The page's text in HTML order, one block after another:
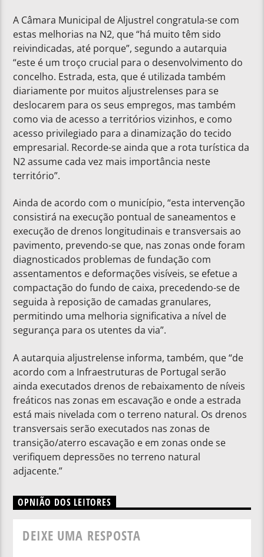
A Câmara Municipal de Aljustrel congratula-se com
estas melhorias na N2, que “há muito têm sido
reivindicadas, até porque”, segundo a autarquia
“este é um troço crucial para o desenvolvimento do
concelho. Estrada, esta, que é utilizada também
diariamente por muitos aljustrelenses para se
deslocarem para os seus empregos, mas também
como via de acesso a territórios vizinhos, e como
acesso privilegiado para a dinamização do tecido
empresarial. Recorde-se ainda que a rota turística da
N2 assume cada vez mais importância neste
território”.
Ainda de acordo com o município, “esta intervenção
consistirá na execução pontual de saneamentos e
execução de drenos longitudinais e transversais ao
pavimento, prevendo-se que, nas zonas onde foram
diagnosticados problemas de fundação com
assentamentos e deformações visíveis, se efetue a
compactação do fundo de caixa, precedendo-se de
seguida à reposição de camadas granulares,
permitindo uma melhoria significativa a nível de
segurança para os utentes da via”.
A autarquia aljustrelense informa, também, que “de
acordo com a Infraestruturas de Portugal serão
ainda executados drenos de rebaixamento de níveis
freáticos nas zonas em escavação e onde a estrada
está mais nivelada com o terreno natural. Os drenos
transversais serão executados nas zonas de
transição/aterro escavação e em zonas onde se
verifiquem depressões no terreno natural
adjacente.”
OPNIÃO DOS LEITORES
DEIXE UMA RESPOSTA